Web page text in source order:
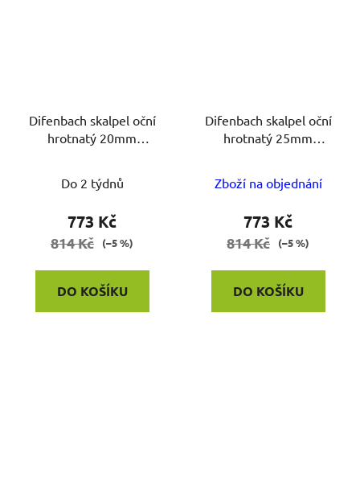
Difenbach skalpel oční
hrotnatý 20mm
Do 2 týdnů
773 Kč
814 Kč (–5 %)
DO KOŠÍKU
Difenbach skalpel oční
hrotnatý 25mm
Zboží na objednání
773 Kč
814 Kč (–5 %)
DO KOŠÍKU